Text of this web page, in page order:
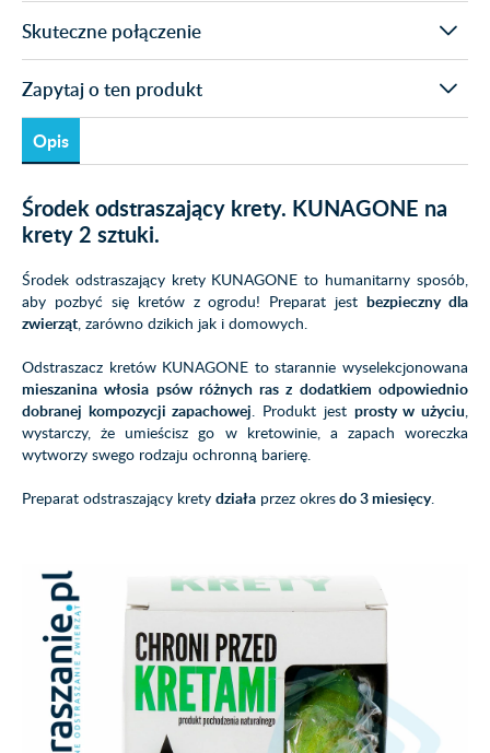
Skuteczne połączenie
Zapytaj o ten produkt
Opis
Środek odstraszający krety. KUNAGONE na
krety 2 sztuki.
Środek odstraszający krety KUNAGONE to humanitarny sposób,
aby pozbyć się kretów z ogrodu! Preparat jestbezpieczny dla
zwierząt, zarówno dzikich jak i domowych.
Odstraszacz kretów KUNAGONE to starannie wyselekcjonowana
mieszanina włosia psów różnych ras z dodatkiem odpowiednio
dobranej kompozycji zapachowej. Produkt jest prosty w użyciu,
wystarczy, że umieścisz go w kretowinie, a zapach woreczka
wytworzy swego rodzaju ochronną barierę.
Preparat odstraszający krety działa przez okresdo 3 miesięcy.